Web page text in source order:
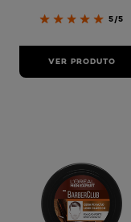
5/5
VER PRODUTO